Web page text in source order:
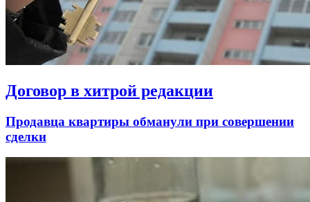
Договор в хитрой редакции
Продавца квартиры обманули при совершении
сделки